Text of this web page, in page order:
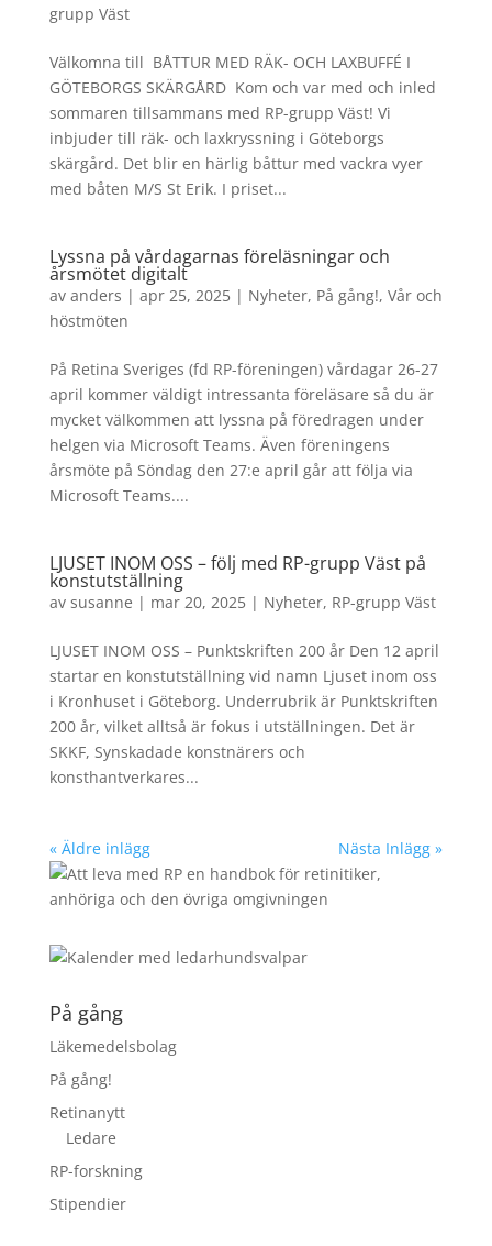
grupp Väst
Välkomna till BÅTTUR MED RÄK- OCH LAXBUFFÉ I
GÖTEBORGS SKÄRGÅRD Kom och var med och inled
sommaren tillsammans med RP-grupp Väst! Vi
inbjuder till räk- och laxkryssning i Göteborgs
skärgård. Det blir en härlig båt­tur med vackra vyer
med båten M/S St Erik. I priset...
Lyssna på vårdagarnas föreläsningar och
årsmötet digitalt
av anders | apr 25, 2025| Nyheter, På gång!, Vår och
höstmöten
På Retina Sveriges (fd RP-föreningen) vårdagar 26-27
april kommer väldigt intressanta föreläsare så du är
mycket välkommen att lyssna på föredragen under
helgen via Microsoft Teams. Även föreningens
årsmöte på Söndag den 27:e april går att följa via
Microsoft Teams....
LJUSET INOM OSS – följ med RP-grupp Väst på
konstutställning
av susanne | mar 20, 2025| Nyheter, RP-grupp Väst
LJUSET INOM OSS – Punktskriften 200 år Den 12 april
startar en konstutställning vid namn Ljuset inom oss
i Kronhuset i Göteborg. Underrubrik är Punktskriften
200 år, vilket alltså är fokus i utställningen. Det är
SKKF, Synskadade konstnärers och
konsthantverkares...
« Äldre inlägg Nästa Inlägg »
På gång
Läkemedelsbolag
På gång!
Retinanytt
Ledare
RP-forskning
Stipendier